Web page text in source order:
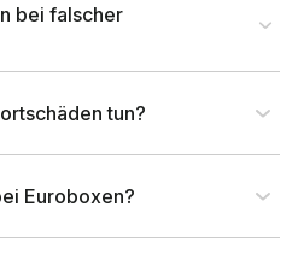
bei falscher
tun?
Euroboxen?